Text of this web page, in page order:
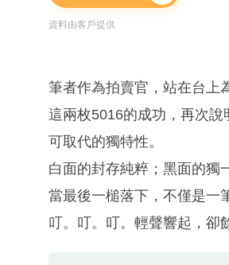
資料由客戶提供
筆者作為拍賣官，站在台上
這兩枚5016的成功，再次
可取代的獨特性。
白面的封存純粹；黑面的獨
當最後一槌落下，不僅是一
叮。叮。叮。輕聲響起，卻